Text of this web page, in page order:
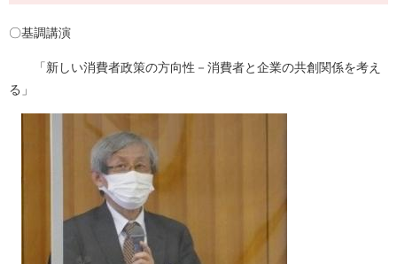
〇基調講演
「新しい消費者政策の方向性－消費者と企業の共創関係を考え
る」